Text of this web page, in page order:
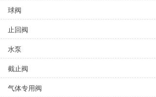
球阀
止回阀
水泵
截止阀
气体专用阀